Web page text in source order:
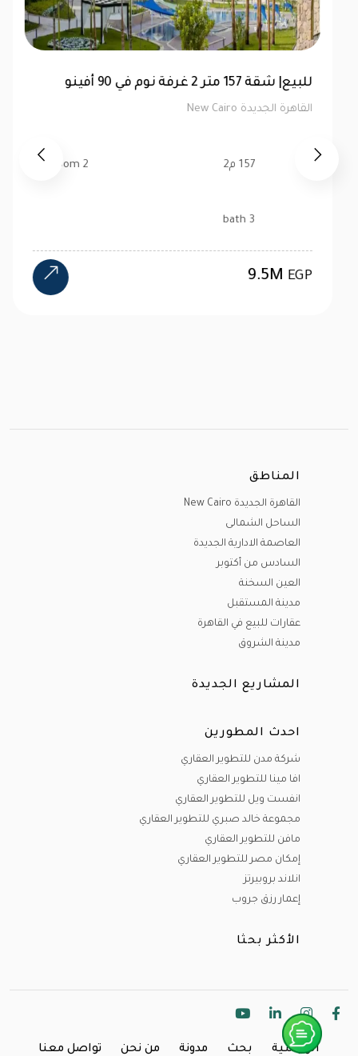
توين هاوس 520 متر للبيع في ماونتن فيو هايد
بارك | كاش
المناطق
القاهرة الجديدة New Cairo
الساحل الشمالى
العاصمة الادارية الجديدة
السادس من أكتوبر
العين السخنة
مدينة المستقبل
عقارات للبيع في القاهرة
مدينة الشروق
المشاريع الجديدة
احدث المطورين
شركة مدن للتطوير العقاري
افا مينا للتطوير العقاري
انفست ويل للتطوير العقاري
مجموعة خالد صبري للتطوير العقاري
مافن للتطوير العقاري
إمكان مصر للتطوير العقاري
انلاند بروبيرتز
إعمار رزق جروب
الأكثر بحثا
الرئيسية بحث مدونة من نحن تواصل معنا